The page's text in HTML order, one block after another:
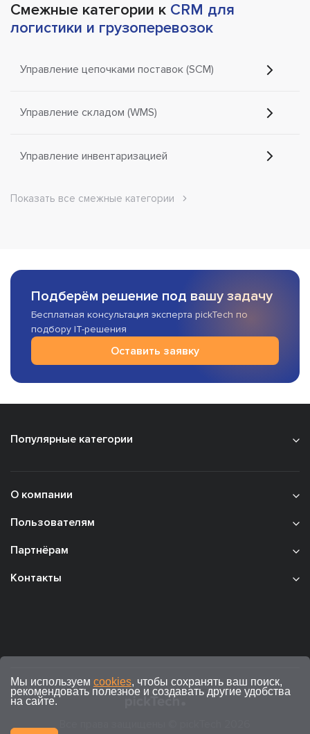
Смежные категории к CRM для
логистики и грузоперевозок
Управление цепочками поставок (SCM)
Управление складом (WMS)
Управление инвентаризацией
Показать все смежные категории
Подберём решение под вашу задачу
Бесплатная консультация эксперта pickTech по
подбору IT-решения
Оставить заявку
Популярные категории
О компании
Пользователям
Партнёрам
Контакты
Мы используем cookies, чтобы сохранять ваш поиск,
рекомендовать полезное и создавать другие удобства
на сайте.